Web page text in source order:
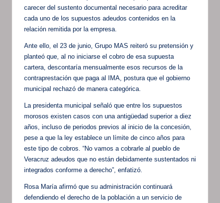
carecer del sustento documental necesario para acreditar
cada uno de los supuestos adeudos contenidos en la
relación remitida por la empresa.
Ante ello, el 23 de junio, Grupo MAS reiteró su pretensión y
planteó que, al no iniciarse el cobro de esa supuesta
cartera, descontaría mensualmente esos recursos de la
contraprestación que paga al IMA, postura que el gobierno
municipal rechazó de manera categórica.
La presidenta municipal señaló que entre los supuestos
morosos existen casos con una antigüedad superior a diez
años, incluso de periodos previos al inicio de la concesión,
pese a que la ley establece un límite de cinco años para
este tipo de cobros. “No vamos a cobrarle al pueblo de
Veracruz adeudos que no están debidamente sustentados ni
integrados conforme a derecho”, enfatizó.
Rosa María afirmó que su administración continuará
defendiendo el derecho de la población a un servicio de